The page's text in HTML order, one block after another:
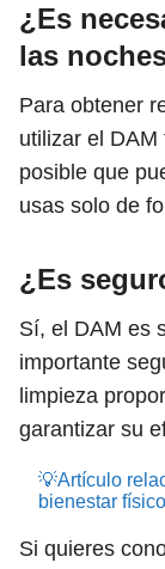
¿Es
las
Para obtener
utilizar el
posible que
usas solo de
¿Es
Sí, el DAM es
importante
limpieza
garantizar su
💡Artículo
bienestar
Si quieres